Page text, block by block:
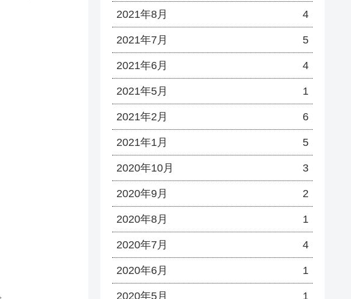
2021年8月 4
2021年7月 5
2021年6月 4
2021年5月 1
2021年2月 6
2021年1月 5
2020年10月 3
2020年9月 2
2020年8月 1
2020年7月 4
2020年6月 1
2020年5月 1